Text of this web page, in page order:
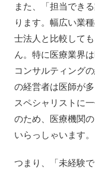
また、「担当でき
ります。幅広い業
士法人と比較して
ん。特に医療業界
コンサルティング
の経営者は医師が
スペシャリストに
のため、医療機関
いらっしゃいます。
つまり、「未経験